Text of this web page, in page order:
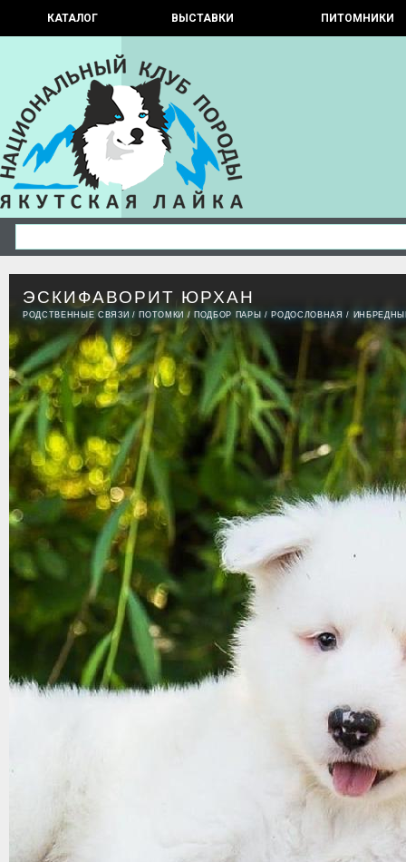
КАТАЛОГ ВЫСТАВКИ ПИТОМНИКИ
ЭСКИФАВОРИТ ЮРХАН
РОДСТВЕННЫЕ СВЯЗИ / ПОТОМКИ / ПОДБОР ПАРЫ / РОДОСЛОВНАЯ /